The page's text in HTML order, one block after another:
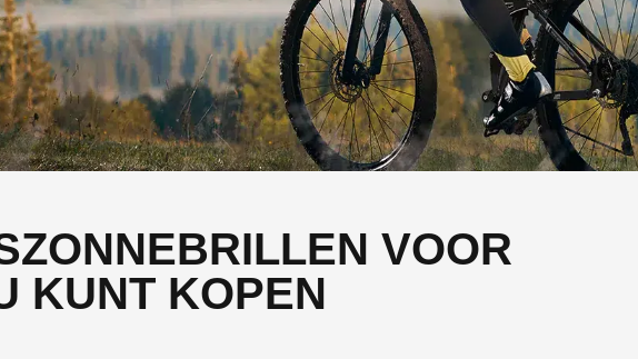
VOOR
KUNT KOPEN